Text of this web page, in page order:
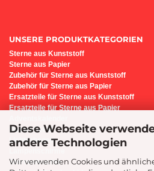
Diese Webseite
andere Technologien
Wir verwenden Cookies und
UNSERE PRODUKTKATEGORIEN
Sterne aus Kunststoff
Sterne aus Papier
Zubehör für Sterne aus Kunststoff
Zubehör für Sterne aus Papier
Ersatzteile für Sterne aus Kunststoff
Ersatzteile für Sterne aus Papier
Bastel-Set i6
Lichterbogen
Sternenleuchte